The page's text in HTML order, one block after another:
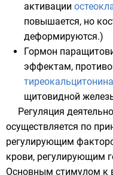
активации
повышается, но
деформируются.)
Гормон
эффектам,
тиреокальцитонина
щитовидной
Регуляция
осуществляется по
регулирующим
крови, регулирующим
Основным стимулом к